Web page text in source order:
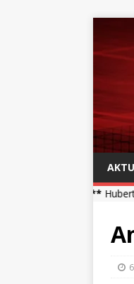
Hubert Hurkacz 6-3,